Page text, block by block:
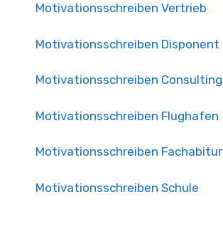
Motivationsschreiben Vertrieb
Motivationsschreiben Disponent
Motivationsschreiben Consulting
Motivationsschreiben Flughafen
Motivationsschreiben Fachabitur
Motivationsschreiben Schule